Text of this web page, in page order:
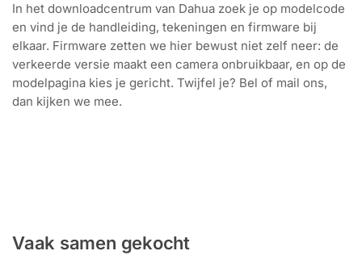
In het downloadcentrum van Dahua zoek je op modelcode
en vind je de handleiding, tekeningen en firmware bij
elkaar. Firmware zetten we hier bewust niet zelf neer: de
verkeerde versie maakt een camera onbruikbaar, en op de
modelpagina kies je gericht. Twijfel je? Bel of mail ons,
dan kijken we mee.
Vaak samen gekocht